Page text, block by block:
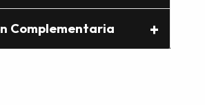
Complementaria